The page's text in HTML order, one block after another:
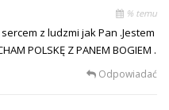
% temu
z ludzmi jak Pan .Jestem
POLSKĘ Z PANEM BOGIEM .
Odpowiadać